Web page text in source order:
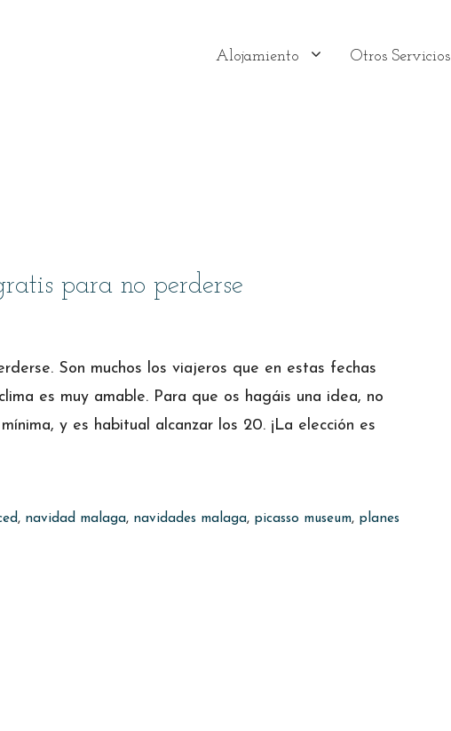
Alojamiento Otros Servicios
para no perderse
Son muchos los viajeros que en estas fechas
es muy amable. Para que os hagáis una idea, no
y es habitual alcanzar los 20. ¡La elección es
, navidad malaga, navidades malaga, picasso museum, planes